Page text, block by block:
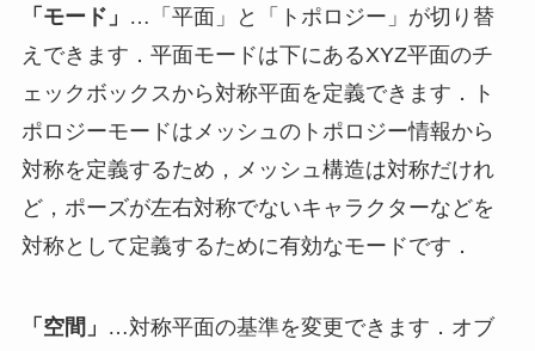
「モード」 …「平面」と「トポロジー」が切り替
えできます．平面モードは下にあるXYZ平面のチ
ェックボックスから対称平面を定義できます．ト
ポロジーモードはメッシュのトポロジー情報から
対称を定義するため，メッシュ構造は対称だけれ
ど，ポーズが左右対称でないキャラクターなどを
対称として定義するために有効なモードです．
「空間」 …対称平面の基準を変更できます．オブ